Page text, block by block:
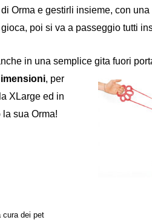
di Orma e gestirli insieme, con
gioca, poi si va a passeggio tutti
in una semplice gita fuori
, per
XLarge ed in
sua Orma!
cura dei pet